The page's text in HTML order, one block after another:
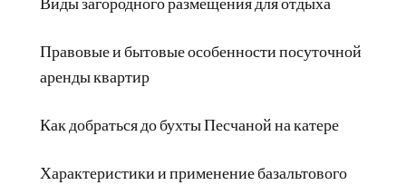
Правовые и бытовые особенности посуточной
аренды квартир
Как добраться до бухты Песчаной на катере
Характеристики и применение базальтового